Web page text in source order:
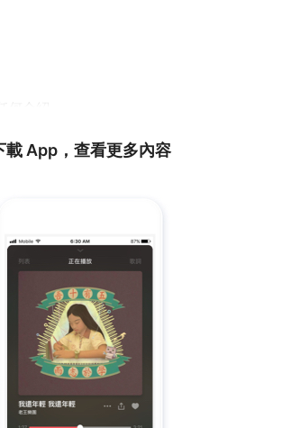
載 App，查看更多內容